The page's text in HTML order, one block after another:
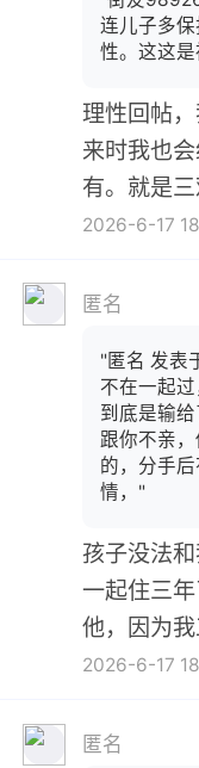
连儿子多
性。这这
理性回帖
来时我也
有。就是
2026-6-17
匿名
"匿名 发表
不在一起
到底是输
跟你不亲
的，分手
情，"
孩子没法
一起住三
他，因为我
2026-6-17
匿名